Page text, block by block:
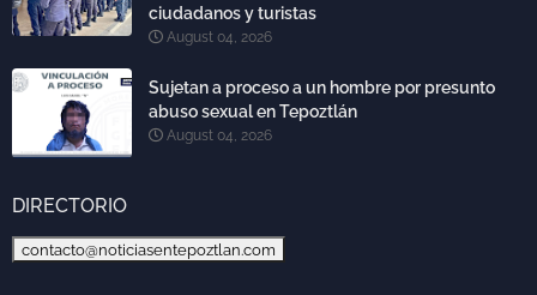
ciudadanos y turistas
August 04, 2026
Sujetan a proceso a un hombre por presunto
abuso sexual en Tepoztlán
August 04, 2026
DIRECTORIO
contacto@noticiasentepoztlan.com